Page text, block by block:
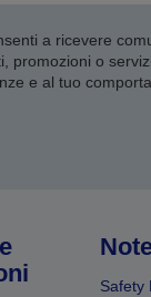
a ricevere
promozioni o
e al tuo
Safety